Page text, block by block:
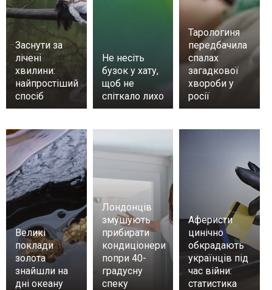
Заснути за
лічені
хвилини:
найпростіший
спосіб
Не несіть
бузок у хату,
щоб не
спіткало лихо
Тарологиня
передбачила
спалах
загадкової
хвороби у
росії
Великі
поклади
золота
знайшли на
дні океану
Лондонців
змушують
прибирати
кондиціонери
попри 40-
градусну
спеку
Аферисти
цинічно
обкрадають
українців під
час війни:
статистика